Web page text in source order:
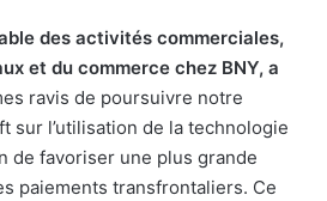
des activités commerciales,
et du commerce chez BNY, a
ravis de poursuivre notre
sur l’utilisation de la technologie
de favoriser une plus grande
paiements transfrontaliers. Ce